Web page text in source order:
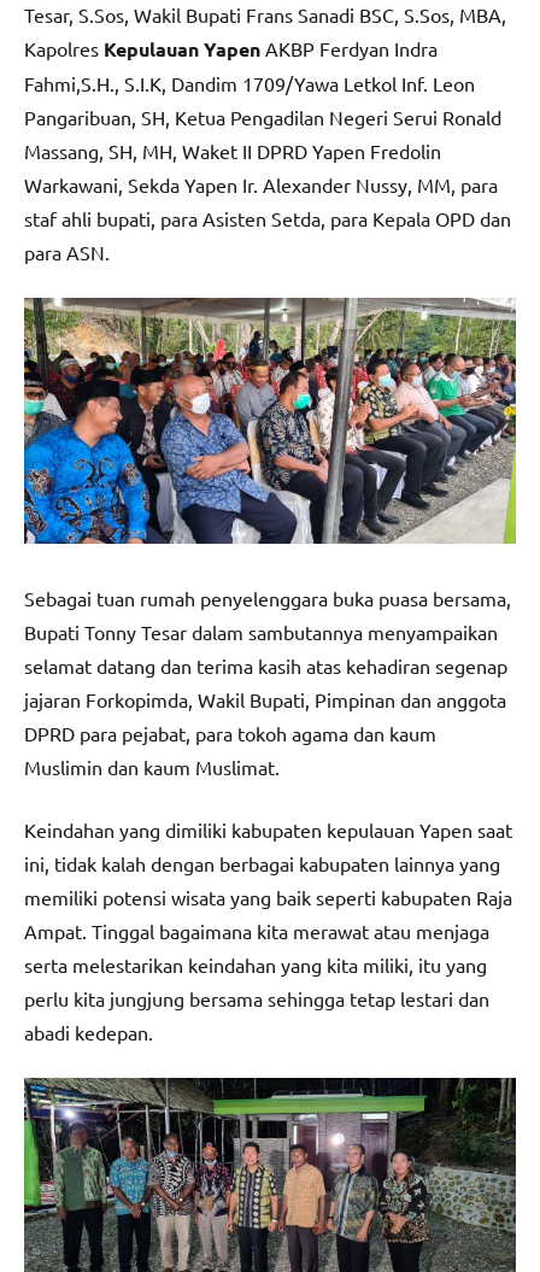
Tesar, S.Sos, Wakil Bupati Frans Sanadi BSC, S.Sos, MBA,
Kapolres Kepulauan Yapen AKBP Ferdyan Indra
Fahmi,S.H., S.I.K, Dandim 1709/Yawa Letkol Inf. Leon
Pangaribuan, SH, Ketua Pengadilan Negeri Serui Ronald
Massang, SH, MH, Waket II DPRD Yapen Fredolin
Warkawani, Sekda Yapen Ir. Alexander Nussy, MM, para
staf ahli bupati, para Asisten Setda, para Kepala OPD dan
para ASN.
Sebagai tuan rumah penyelenggara buka puasa bersama,
Bupati Tonny Tesar dalam sambutannya menyampaikan
selamat datang dan terima kasih atas kehadiran segenap
jajaran Forkopimda, Wakil Bupati, Pimpinan dan anggota
DPRD para pejabat, para tokoh agama dan kaum
Muslimin dan kaum Muslimat.
Keindahan yang dimiliki kabupaten kepulauan Yapen saat
ini, tidak kalah dengan berbagai kabupaten lainnya yang
memiliki potensi wisata yang baik seperti kabupaten Raja
Ampat. Tinggal bagaimana kita merawat atau menjaga
serta melestarikan keindahan yang kita miliki, itu yang
perlu kita jungjung bersama sehingga tetap lestari dan
abadi kedepan.